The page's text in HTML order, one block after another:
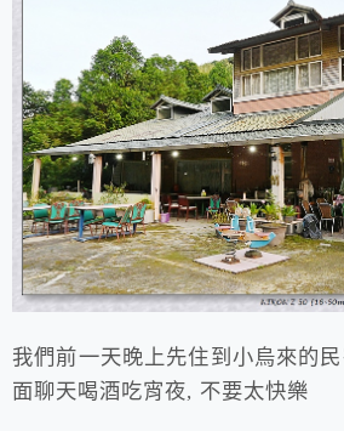
我們前一天晚上先住到小烏來的
面聊天喝酒吃宵夜, 不要太快樂